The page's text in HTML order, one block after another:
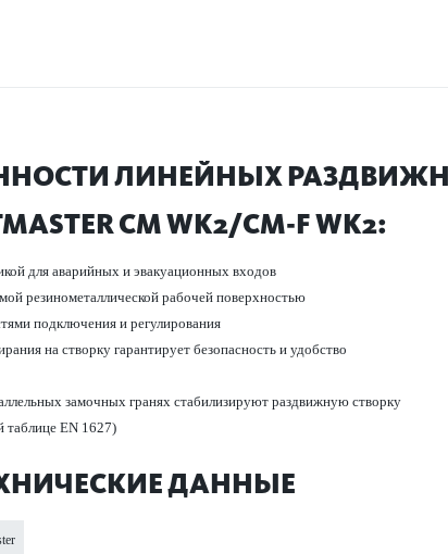
ЛИНЕЙНЫХ
CM WK2/CM-F WK2:
для авар­ийных и эвакуацио­нных входов
рези­номет­аллической рабочей пове­рхно­стью
под­ключения и регулирования
на створку гар­антирует безоп­асность и удобство
замочных гранях стабилизируют раз­д­вижную створку
таблице EN 1627)
ДАННЫЕ